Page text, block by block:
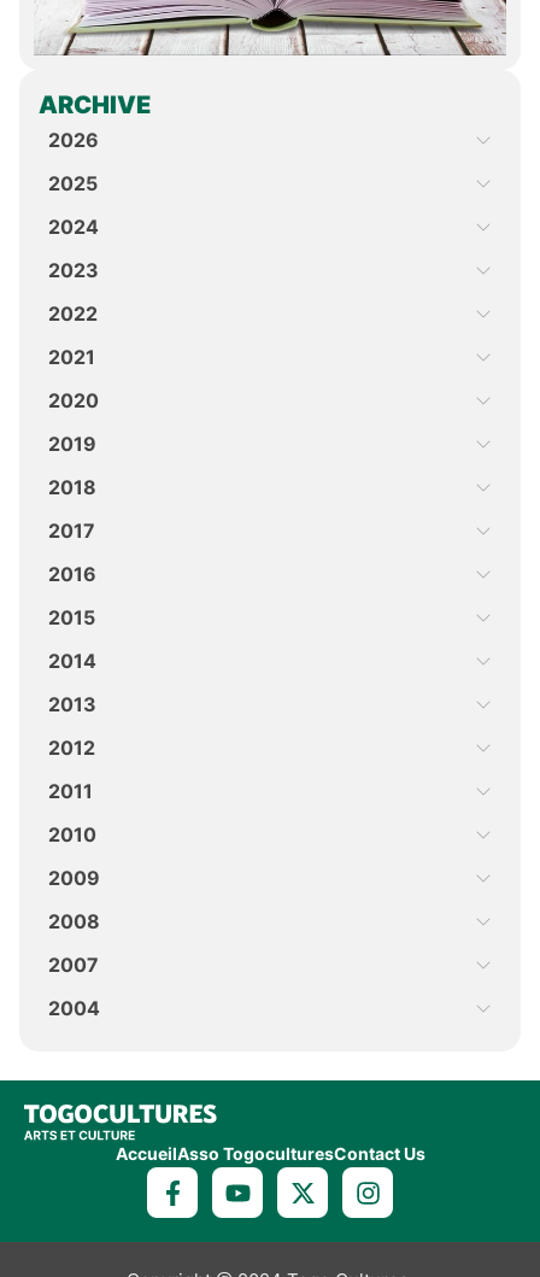
ARCHIVE
2026
2025
2024
2023
2022
2021
2020
2019
2018
2017
2016
2015
2014
2013
2012
2011
2010
2009
2008
2007
2004
AccueilAsso TogoculturesContact Us